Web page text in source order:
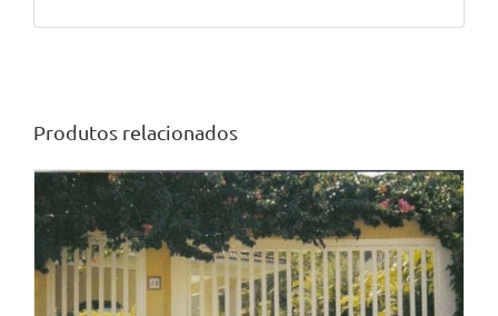
Produtos relacionados